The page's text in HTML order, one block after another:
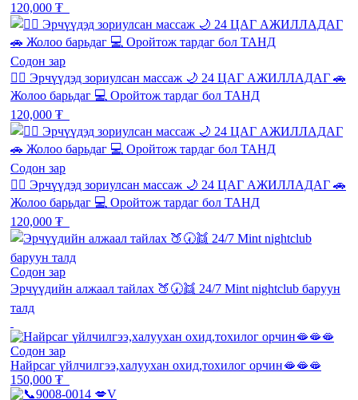
120,000 ₮
Содон зар
💆‍♂️ Эрчүүдэд зориулсан массаж 🌙 24 ЦАГ АЖИЛЛАДАГ 🚗
Жолоо барьдаг 💻 Оройтож тардаг бол ТАНД
120,000 ₮
Содон зар
💆‍♂️ Эрчүүдэд зориулсан массаж 🌙 24 ЦАГ АЖИЛЛАДАГ 🚗
Жолоо барьдаг 💻 Оройтож тардаг бол ТАНД
120,000 ₮
Содон зар
Эрчүүдийн алжаал тайлах 🍑🕢👯 24/7 Mint nightclub баруун
талд
Содон зар
Найрсаг үйлчилгээ,халуухан охид,тохилог орчин🫦🫦🫦
150,000 ₮